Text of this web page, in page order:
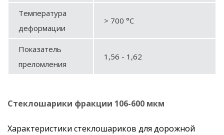
Температура
деформации
> 700 °C
Показатель
преломления
1,56 - 1,62
Стеклошарики фракции 106-600 мкм
Характеристики стеклошариков для дорожной